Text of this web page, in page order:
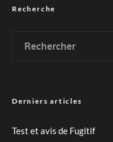
Recherche
Derniers articles
Test et avis de Fugitif